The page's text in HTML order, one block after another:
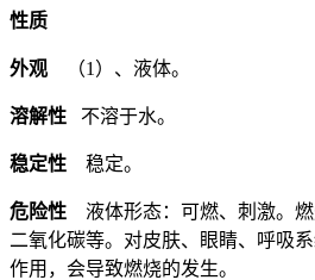
性质
外观 （1）、液体。
溶解性 不溶于水。
稳定性 稳定。
危险性 液体形态：可燃、刺激。
二氧化碳等。对皮肤、眼睛、呼吸
作用，会导致燃烧的发生。